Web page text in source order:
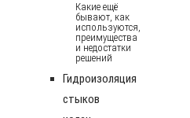
Какие ещё
бывают, как
используются,
преимущества
и недостатки
решений
Гидроизоляция
стыков